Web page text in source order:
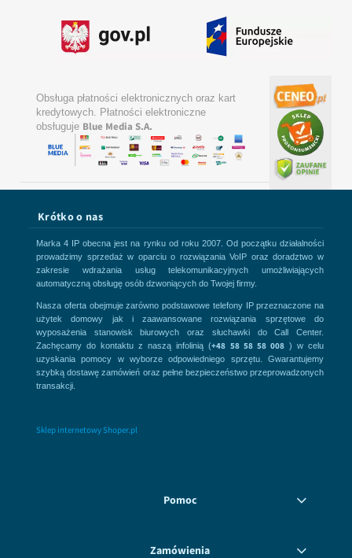
Obsługa płatności elektronicznych oraz kart
kredytowych. Płatności elektroniczne
obsługuje Blue Media S.A.
Krótko o nas
Marka 4 IP obecna jest na rynku od roku 2007. Od początku działalności
prowadzimy sprzedaż w oparciu o rozwiązania VoIP oraz doradztwo w
zakresie wdrażania usług telekomunikacyjnych umożliwiających
automatyczną obsługę osób dzwoniących do Twojej firmy.
Nasza oferta obejmuje zarówno podstawowe telefony IP przeznaczone na
użytek domowy jak i zaawansowane rozwiązania sprzętowe do
wyposażenia stanowisk biurowych oraz słuchawki do Call Center.
Zachęcamy do kontaktu z naszą infolinią (+48 58 58 58 008) w celu
uzyskania pomocy w wyborze odpowiedniego sprzętu. Gwarantujemy
szybką dostawę zamówień oraz pełne bezpieczeństwo przeprowadzonych
transakcji.
Sklep internetowy Shoper.pl
Pomoc
Zamówienia